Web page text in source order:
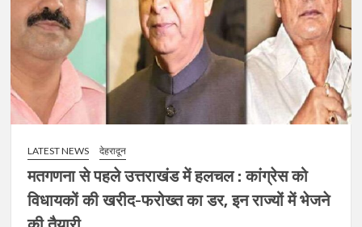
LATEST NEWS देहरादून
मतगणना से पहले उत्तराखंड में हलचल : कांग्रेस को
विधायकों की खरीद-फरोख्त का डर, इन राज्यों में भेजने